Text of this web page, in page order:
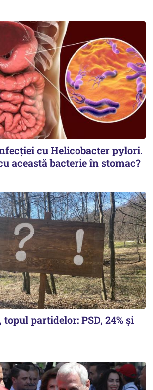
cu Helicobacter pylori.
această bacterie în stomac?
topul partidelor: PSD, 24% şi